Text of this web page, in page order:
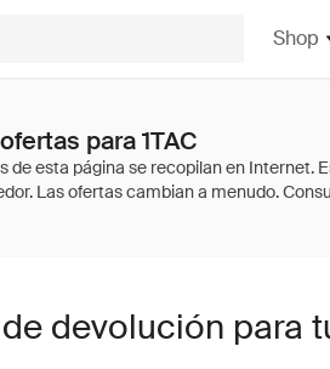
Shop
para 1TAC
de devolución para